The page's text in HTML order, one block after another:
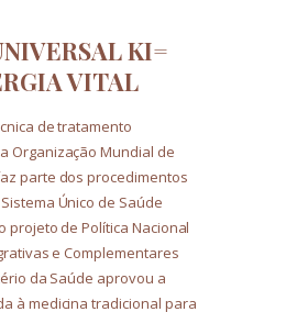
KI=
VITAL
de tratamento
Organização Mundial de
parte dos procedimentos
Único de Saúde
projeto de Política Nacional
e Complementares
da Saúde aprovou a
à medicina tradicional para